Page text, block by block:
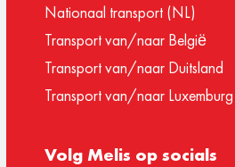
Nationaal transport (NL)
Transport van/naar België
Transport van/naar Duitsland
Transport van/naar Luxemburg
Volg Melis op socials